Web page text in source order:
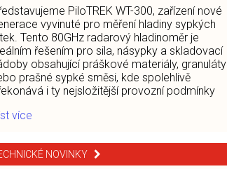
PiloTREK WT-300, zařízení nové
vyvinuté pro měření hladiny sypkých
Tento 80GHz radarový hladinoměr je
řešením pro sila, násypky a skladovací
obsahující práškové materiály, granuláty
prašné sypké směsi, kde spolehlivě
i ty nejsložitější provozní podmínky
více
NOVINKY